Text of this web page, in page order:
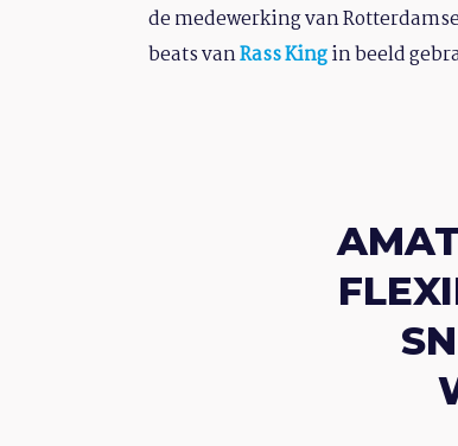
de medewerking van
beats vanRass Kingin beeld